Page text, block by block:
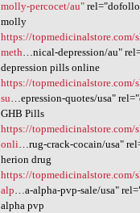
molly-percocet/au"
molly
https://topmedicinalstore.com/
meth…nical-depression/au"
depression pills online
https://topmedicinalstore.com/
su…epression-quotes/usa"
GHB Pills
https://topmedicinalstore.com/
onli…rug-crack-cocain/usa"
herion drug
https://topmedicinalstore.com/
alp…a-alpha-pvp-sale/usa"
alpha pvp